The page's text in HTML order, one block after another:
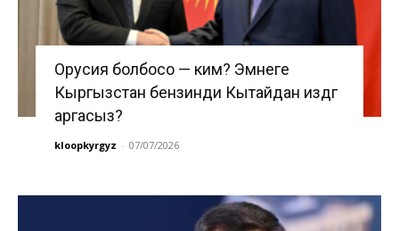
Орусия болбосо — ким? Эмнеге
Кыргызстан бензинди Кытайдан издөөгө
аргасыз?
kloopkyrgyz - 07/07/2026